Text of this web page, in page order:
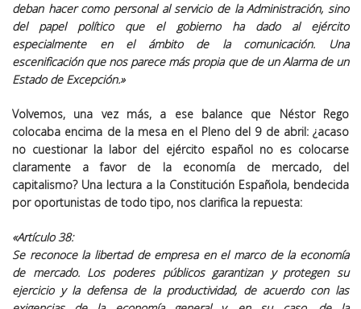
deban hacer como personal al servicio de la Administración, sino
del papel político que el gobierno ha dado al ejército
especialmente en el ámbito de la comunicación. Una
escenificación que nos parece más propia que de un Alarma de un
Estado de Excepción.»
Volvemos, una vez más, a ese balance que Néstor Rego
colocaba encima de la mesa en el Pleno del 9 de abril: ¿acaso
no cuestionar la labor del ejército español no es colocarse
claramente a favor de la economía de mercado, del
capitalismo? Una lectura a la Constitución Española, bendecida
por oportunistas de todo tipo, nos clarifica la repuesta:
«Artículo 38:
Se reconoce la libertad de empresa en el marco de la economía
de mercado. Los poderes públicos garantizan y protegen su
ejercicioy la defensa de la productividad, de acuerdo con las